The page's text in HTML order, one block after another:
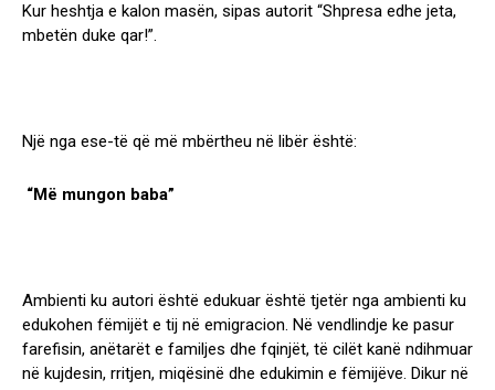
Kur heshtja e kalon masën, sipas autorit “Shpresa edhe jeta,
mbetën duke qar!”.
Një nga ese-të që më mbërtheu në libër është:
“Më mungon baba”
Ambienti ku autori është edukuar është tjetër nga ambienti ku
edukohen fëmijët e tij në emigracion. Në vendlindje ke pasur
farefisin, anëtarët e familjes dhe fqinjët, të cilët kanë ndihmuar
në kujdesin, rritjen, miqësinë dhe edukimin e fëmijëve. Dikur në